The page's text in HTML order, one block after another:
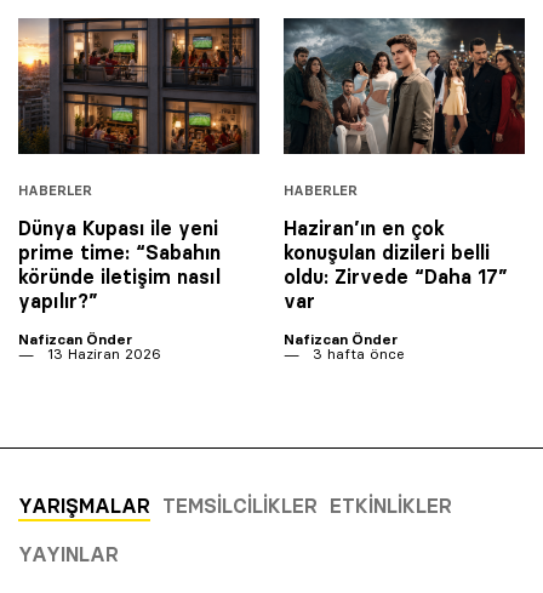
HABERLER
Dünya Kupası ile yeni
prime time: “Sabahın
köründe iletişim nasıl
yapılır?”
Nafizcan Önder
13 Haziran 2026
HABERLER
Haziran’ın en çok
konuşulan dizileri belli
oldu: Zirvede “Daha 17”
var
Nafizcan Önder
3 hafta önce
YARIŞMALAR TEMSILCILIKLER ETKINLIKLER
YAYINLAR